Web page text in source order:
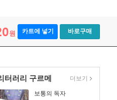
원 카트에 넣기 바로구매
터러리 구르메
보통의 독자
더보기